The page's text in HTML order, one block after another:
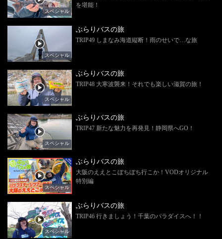
スペシャル
を堪能！
スペシャル
ぶらりバスの旅
TRIP49 しまなみ海道縦断！雨のせいで…な旅
スペシャル
ぶらりバスの旅
TRIP48 大寒波襲来！それでも楽しい滋賀の旅！
スペシャル
ぶらりバスの旅
TRIP47 新たな魅力を再発見！静岡県へGO！
スペシャル
ぶらりバスの旅
大阪のええとこぼちぼち行こか！VODオリジナル
特別編
スペシャル
ぶらりバスの旅
TRIP46 行きましょう！千葉のパラダイスへ！！